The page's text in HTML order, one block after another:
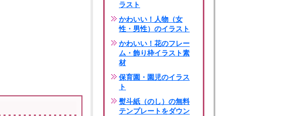
ラスト
かわいい！人物（女
性・男性）のイラスト
かわいい！花のフレー
ム・飾り枠イラスト素
材
保育園・園児のイラス
ト
熨斗紙（のし）の無料
テンプレートをダウン